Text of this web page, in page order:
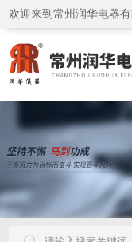
欢迎来到常州润华电器有